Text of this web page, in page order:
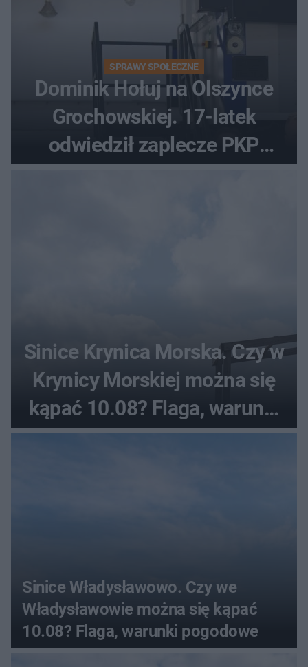
SPRAWY SPOŁECZNE
Dominik Hołuj na Olszynce
Grochowskiej. 17-latek
odwiedził zaplecze PKP
Intercity
Sinice Krynica Morska. Czy w
Krynicy Morskiej można się
kąpać 10.08? Flaga, warunki
pogodowe
Sinice Władysławowo. Czy we
Władysławowie można się kąpać
10.08? Flaga, warunki pogodowe